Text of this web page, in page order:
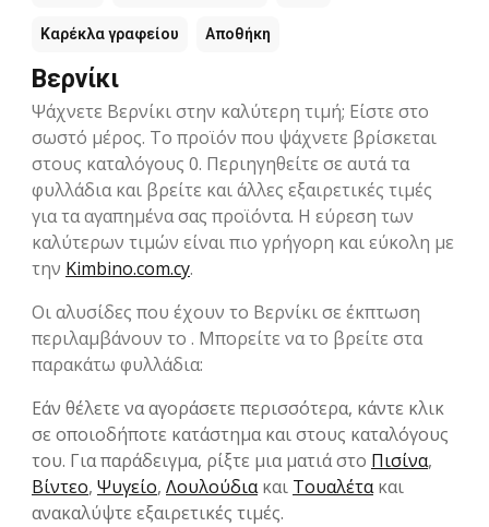
Καρέκλα γραφείου Αποθήκη
Βερνίκι
Ψάχνετε Βερνίκι στην καλύτερη τιμή; Είστε στο
σωστό μέρος. Το προϊόν που ψάχνετε βρίσκεται
στους καταλόγους 0. Περιηγηθείτε σε αυτά τα
φυλλάδια και βρείτε και άλλες εξαιρετικές τιμές
για τα αγαπημένα σας προϊόντα. Η εύρεση των
καλύτερων τιμών είναι πιο γρήγορη και εύκολη με
την Kimbino.com.cy.
Οι αλυσίδες που έχουν το Βερνίκι σε έκπτωση
περιλαμβάνουν το . Μπορείτε να το βρείτε στα
παρακάτω φυλλάδια:
Εάν θέλετε να αγοράσετε περισσότερα, κάντε κλικ
σε οποιοδήποτε κατάστημα και στους καταλόγους
του. Για παράδειγμα, ρίξτε μια ματιά στο Πισίνα,
Βίντεο, Ψυγείο, Λουλούδιακαι Τουαλέτακαι
ανακαλύψτε εξαιρετικές τιμές.